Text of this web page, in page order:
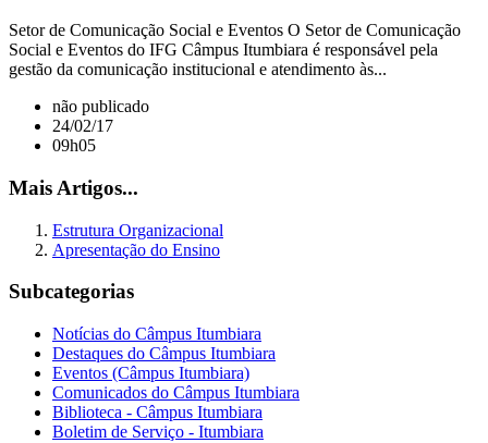
Setor de Comunicação Social e Eventos O Setor de Comunicação
Social e Eventos do IFG Câmpus Itumbiara é responsável pela
gestão da comunicação institucional e atendimento às...
não publicado
24/02/17
09h05
Mais Artigos...
Estrutura Organizacional
Apresentação do Ensino
Subcategorias
Notícias do Câmpus Itumbiara
Destaques do Câmpus Itumbiara
Eventos (Câmpus Itumbiara)
Comunicados do Câmpus Itumbiara
Biblioteca - Câmpus Itumbiara
Boletim de Serviço - Itumbiara